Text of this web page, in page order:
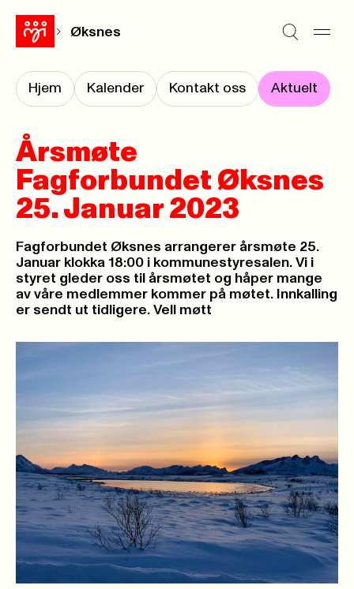
Øksnes
Hjem Kalender Kontakt oss Aktuelt
Årsmøte
Fagforbundet Øksnes
25. Januar 2023
Fagforbundet Øksnes arrangerer årsmøte 25.
Januar klokka 18:00 i kommunestyresalen. Vi i
styret gleder oss til årsmøtet og håper mange
av våre medlemmer kommer på møtet. Innkalling
er sendt ut tidligere. Vell møtt